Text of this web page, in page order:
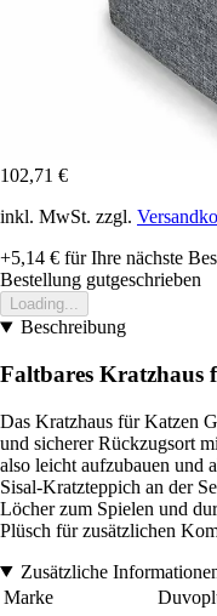
102,71 €
inkl. MwSt. zzgl.
+5,14 € für Ihre nächste
Bestellung gutgeschrieben
Loading...
Beschreibung
Faltbares Kratzhaus
Das Kratzhaus für Katzen
und sicherer Rückzugsort
also leicht aufzubauen und
Sisal-Kratzteppich an der
Löcher zum Spielen und
Plüsch für zusätzlichen
Zusätzliche
Marke